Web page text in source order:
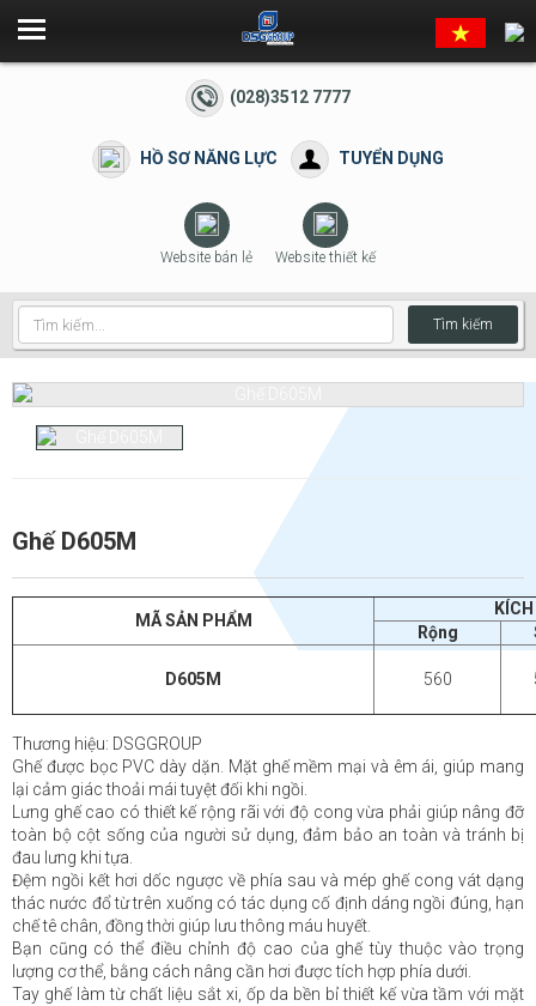
(028)3512 7777
HỒ SƠ NĂNG LỰC TUYỂN DỤNG
Website bán lẻ Website thiết kế
Tìm kiếm
Ghế D605M
MÃ SẢN PHẨM
Rộng
D605M 560
Thương hiệu: DSGGROUP
Ghế được bọc PVC dày dặn. Mặt ghế mềm mại và êm ái, giúp mang
lại cảm giác thoải mái tuyệt đối khi ngồi.
Lưng ghế cao có thiết kế rộng rãi với độ cong vừa phải giúp nâng đỡ
toàn bộ cột sống của người sử dụng, đảm bảo an toàn và tránh bị
đau lưng khi tựa.
Đệm ngồi kết hơi dốc ngược về phía sau và mép ghế cong vát dạng
thác nước đổ từ trên xuống có tác dụng cố định dáng ngồi đúng, hạn
chế tê chân, đồng thời giúp lưu thông máu huyết.
Bạn cũng có thể điều chỉnh độ cao của ghế tùy thuộc vào trọng
lượng cơ thể, bằng cách nâng cần hơi được tích hợp phía dưới.
Tay ghế làm từ chất liệu sắt xi, ốp da bền bỉ thiết kế vừa tầm với mặt